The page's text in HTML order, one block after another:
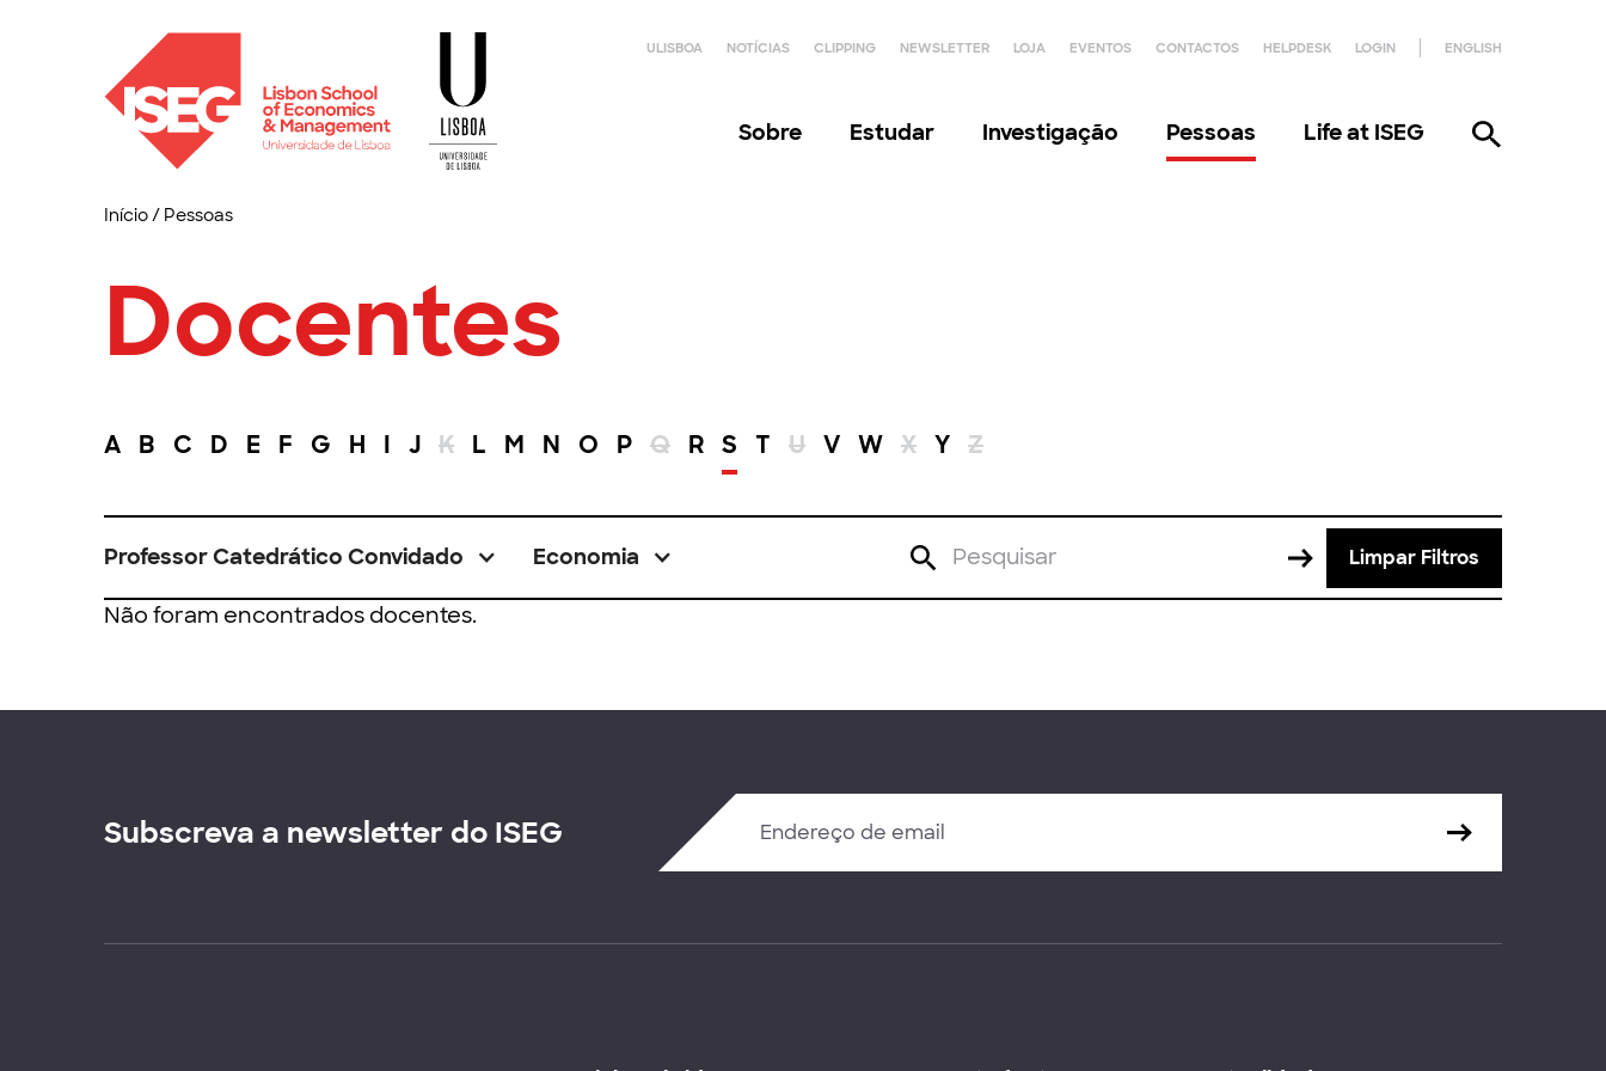
ULISBOA NOTÍCIAS CLIPPING NEWSLETTER LOJA EVENTOS CONTACTOS HELPDESK LOGIN ENGLISH
Sobre Estudar Investigação Pessoas Life at ISEG
Início/ Pessoas
Docentes
A B C D E F G H I J K L M N O P Q R S T U V W X Y Z
Professor Catedrático Convidado Economia Limpar Filtros
Não foram encontrados docentes.
Subscreva a newsletter do ISEG